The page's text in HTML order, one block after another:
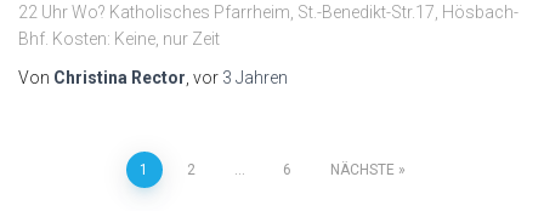
22 Uhr Wo? Katholisches Pfarrheim, St.-Benedikt-Str.17, Hösbach-
Bhf. Kosten: Keine, nur Zeit
Von Christina Rector, vor 3 Jahren
Seitennummerierung
1 2 … 6 NÄCHSTE